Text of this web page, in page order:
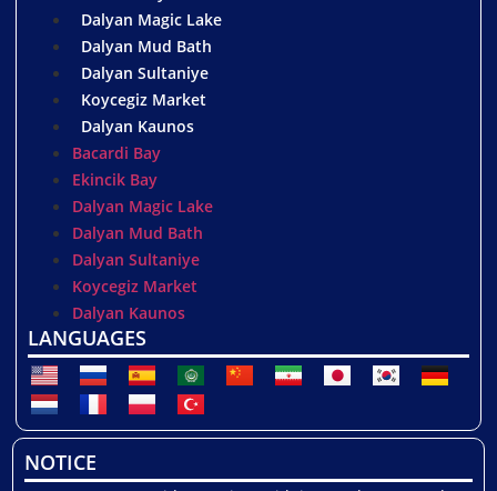
Dalyan Magic Lake
Dalyan Mud Bath
Dalyan Sultaniye
Koycegiz Market
Dalyan Kaunos
Bacardi Bay
Ekincik Bay
Dalyan Magic Lake
Dalyan Mud Bath
Dalyan Sultaniye
Koycegiz Market
Dalyan Kaunos
LANGUAGES
NOTICE